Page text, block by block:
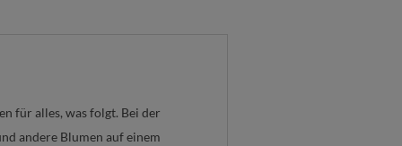
für alles, was folgt. Bei der
andere Blumen auf einem